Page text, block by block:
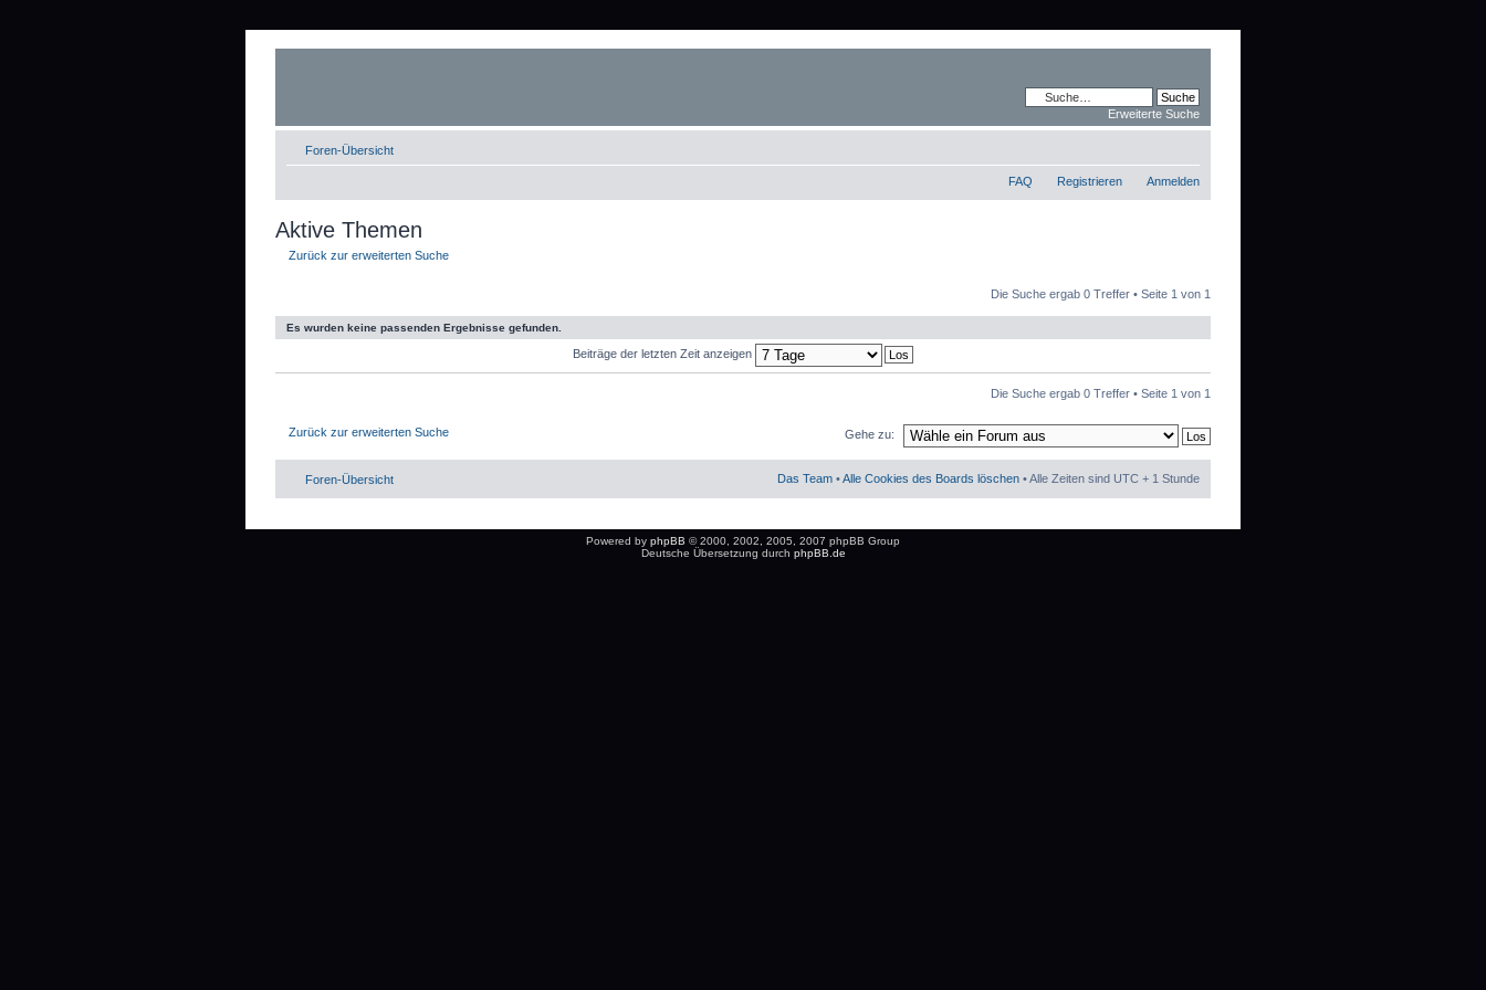
Erweiterte Suche
Foren-Übersicht
FAQ Registrieren Anmelden
Aktive Themen
Zurück zur erweiterten Suche
Die Suche ergab 0 Treffer • Seite 1 von 1
Es wurden keine passenden Ergebnisse gefunden.
Beiträge der letzten Zeit anzeigen
Die Suche ergab 0 Treffer • Seite 1 von 1
Zurück zur erweiterten Suche Gehe zu:
Foren-Übersicht Das Team •Alle Cookies des Boards löschen • Alle Zeiten sind UTC + 1 Stunde
Powered by phpBB © 2000, 2002, 2005, 2007 phpBB Group
Deutsche Übersetzung durch phpBB.de